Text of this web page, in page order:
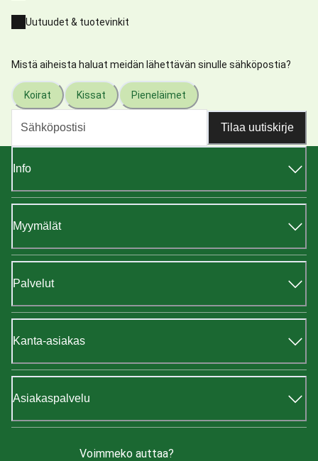
Uutuudet & tuotevinkit
Mistä aiheista haluat meidän lähettävän sinulle sähköpostia?
Koirat Kissat Pieneläimet
Tilaa uutiskirje
Info
Myymälät
Palvelut
Kanta-asiakas
Asiakaspalvelu
Voimmeko auttaa?